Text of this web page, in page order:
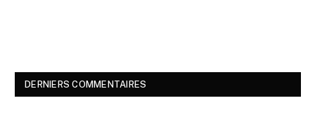
DERNIERS COMMENTAIRES